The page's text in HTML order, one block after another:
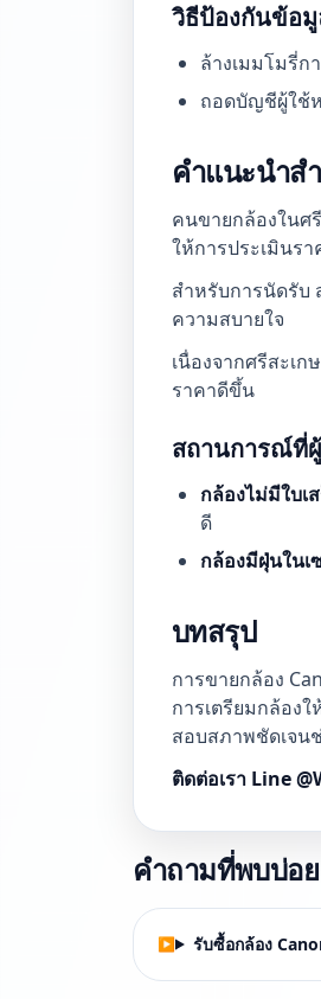
วิธีป้องกันข้อ
ล้างเมมโมรี่
ถอดบัญชีผู้ใช้
คำแนะนำส
คนขายกล้องในศ
ให้การประเมินร
สำหรับการนัดรับ
ความสบายใจ
เนื่องจากศรีสะเ
ราคาดีขึ้น
สถานการณ์ที่
กล้องไม่มีใบ
ดี
กล้องมีฝุ่นในเ
บทสรุป
การขายกล้อง
การเตรียมกล้อง
สอบสภาพชัดเจน
ติดต่อเรา Line
คำถามที่พบบ่อย
รับซื้อกล้อง